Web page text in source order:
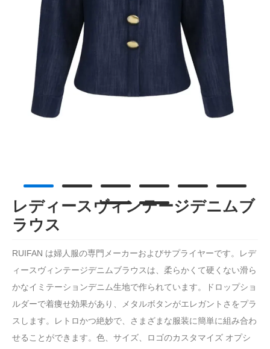
レディースヴィンテージデニムブ
ラウス
RUIFAN は婦人服の専門メーカーおよびサプライヤーです。レデ
ィースヴィンテージデニムブラウスは、柔らかくて硬くない滑ら
かなイミテーションデニム生地で作られています。ドロップショ
ルダーで着痩せ効果があり、メタルボタンがエレガントさをプラ
スします。レトロかつ絶妙で、さまざまな服装に簡単に組み合わ
せることができます。色、サイズ、ロゴのカスタマイズ オプシ